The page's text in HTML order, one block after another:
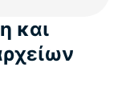
και